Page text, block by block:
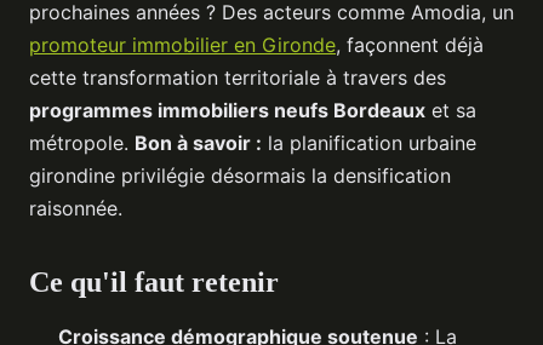
prochaines années ? Des acteurs comme Amodia, un
promoteur immobilier en Gironde, façonnent déjà
cette transformation territoriale à travers des
programmes immobiliers neufs Bordeaux et sa
métropole. Bon à savoir : la planification urbaine
girondine privilégie désormais la densification
raisonnée.
Ce qu'il faut retenir
Croissance démographique soutenue : La